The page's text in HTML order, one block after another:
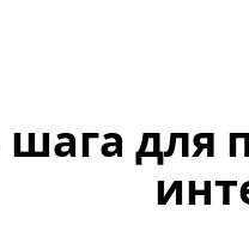
шага для